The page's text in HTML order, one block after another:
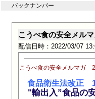
バックナンバー
こうべ食の安全メルマ
配信日時：2022/03/07